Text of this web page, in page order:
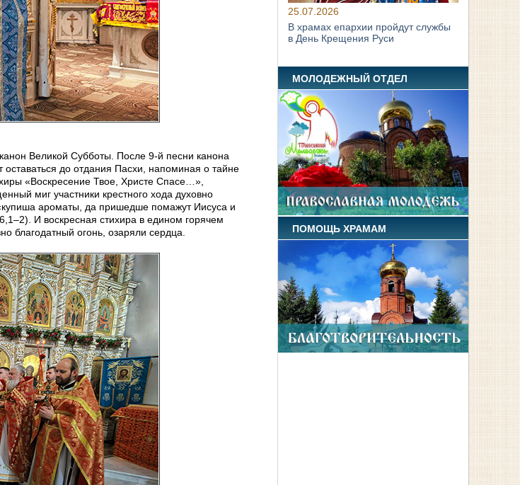
Великой Субботы. После 9‑й песни канона
до отдания Пасхи, напоминая о тайне
«Воскресение Твое, Христе Спасе…»,
миг участники крестного хода духовно
ароматы, да пришедше помажут Иисуса и
И воскресная стихира в едином горячем
благодатный огонь, озаряли сердца.
25.07.2026
В храмах епархии пройдут службы
в День Крещения Руси
МОЛОДЕЖНЫЙ ОТДЕЛ
ПОМОЩЬ ХРАМАМ